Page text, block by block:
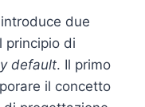
due
principio di
default. Il primo
il concetto